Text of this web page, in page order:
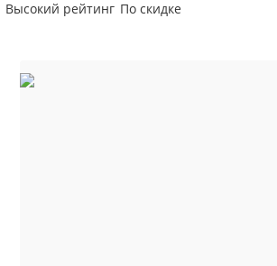
Высокий рейтинг По скидке